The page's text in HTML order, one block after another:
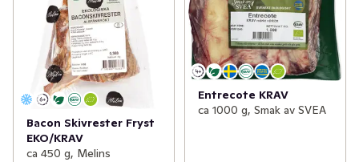
Bacon Skivrester Fryst
EKO/KRAV
ca 450 g, Melins
Entrecote KRAV
ca 1000 g, Smak av SVEA